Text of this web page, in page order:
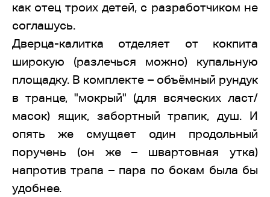
как отец троих детей, с разработчиком не
соглашусь.
Дверца-калитка отделяет от кокпита
широкую (разлечься можно) купальную
площадку. В комплекте – объёмный рундук
в транце, "мокрый" (для всяческих ласт/
масок) ящик, забортный трапик, душ. И
опять же смущает один продольный
поручень (он же – швартовная утка)
напротив трапа – пара по бокам была бы
удобнее.